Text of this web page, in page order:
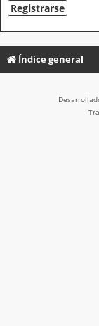
Registrarse
Índice general